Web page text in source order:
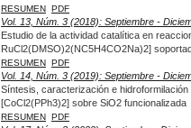
RESUMEN PDF
Vol. 13, Núm. 3 (2018): Septiembre -
Estudio de la actividad catalítica en
RuCl2(DMSO)2(NC5H4CO2Na)2]
RESUMEN PDF
Vol. 14, Núm. 3 (2019): Septiembre -
Síntesis, caracterización e
[CoCl2(PPh3)2] sobre SiO2 funcionalizada
RESUMEN PDF